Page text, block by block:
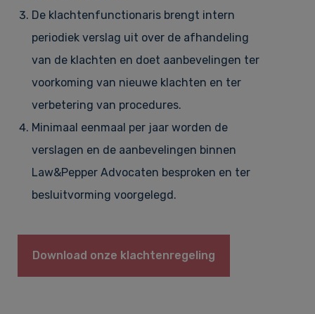
De klachtenfunctionaris brengt intern
periodiek verslag uit over de afhandeling
van de klachten en doet aanbevelingen ter
voorkoming van nieuwe klachten en ter
verbetering van procedures.
Minimaal eenmaal per jaar worden de
verslagen en de aanbevelingen binnen
Law&Pepper Advocaten besproken en ter
besluitvorming voorgelegd.
Download onze klachtenregeling